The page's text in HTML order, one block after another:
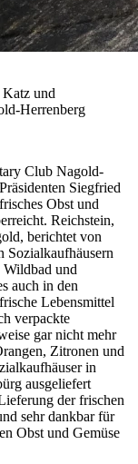
und
Herrenberg
Club Nagold-
Siegfried
Obst und
Reichstein,
berichtet von
Sozialkaufhäusern
und
auch in den
Lebensmittel
verpackte
gar nicht mehr
Zitronen und
in
ausgeliefert
der frischen
sehr dankbar für
Obst und Gemüse